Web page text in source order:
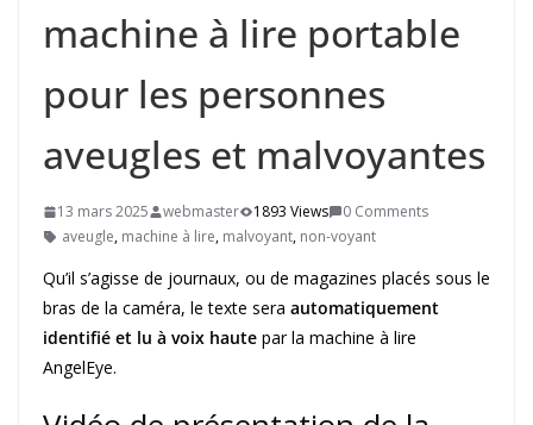
machine à lire portable
pour les personnes
aveugles et malvoyantes
13 mars 2025 webmaster 1893 Views
0 Comments
aveugle, machine à lire, malvoyant, non-voyant
Qu’il s’agisse de journaux, ou de magazines placés sous le
bras de la caméra, le texte sera automatiquement
identifié et lu à voix haute par la machine à lire
AngelEye.